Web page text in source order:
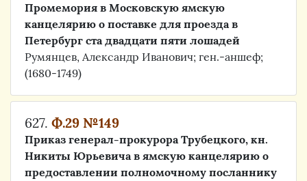
Промемория в Московскую ямскую
канцелярию о поставке для проезда в
Петербург ста двадцати пяти лошадей
Румянцев, Александр Иванович; ген.-аншеф;
(1680-1749)
627. Ф.29 №149
Приказ генерал-прокурора Трубецкого, кн.
Никиты Юрьевича в ямскую канцелярию о
предоставлении полномочному посланнику